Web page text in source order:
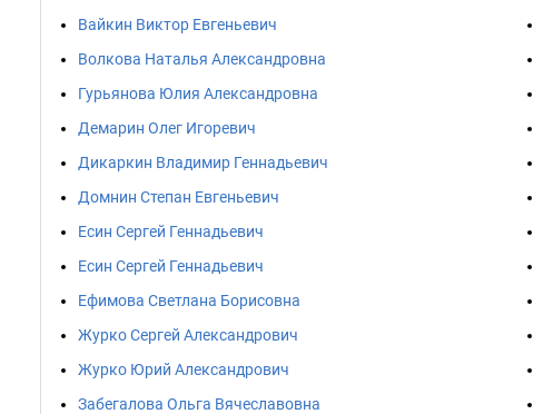
Вайкин Виктор Евгеньевич
Волкова Наталья Александровна
Гурьянова Юлия Александровна
Демарин Олег Игоревич
Дикаркин Владимир Геннадьевич
Домнин Степан Евгеньевич
Есин Сергей Геннадьевич
Есин Сергей Геннадьевич
Ефимова Светлана Борисовна
Журко Сергей Александрович
Журко Юрий Александрович
Забегалова Ольга Вячеславовна